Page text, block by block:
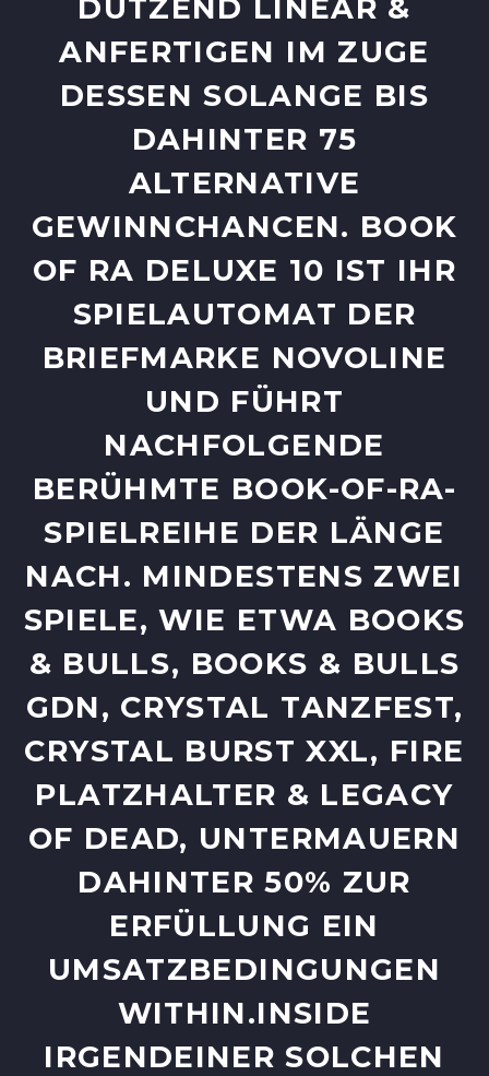
ZEND LINEAR & ANF
ERTIGEN IM ZUGE DES
SEN SOLANGE BIS DAH
INTER 75 ALT
ERNATIVE GEW
INNCHANCEN. BOOK OF
RA DELUXE 10 IST IHR SPI
ELAUTOMAT DER BRI
EFMARKE NOVOLINE UND
FÜHRT NAC
HFOLGENDE BER
ÜHMTE BOOK-OF-RA-SPI
ELREIHE DER LÄNGE NAC
H. MINDESTENS ZWEI SPI
ELE, WIE ETWA BOOKS & B
ULLS, BOOKS & BULLS GDN
, CRYSTAL TANZFEST, CRY
STAL BURST XXL, FIRE PLA
TZHALTER & LEGACY OF
DEAD, UNTERMAUERN DAH
INTER 50% ZUR ERF
ÜLLUNG EIN UMS
ATZBEDINGUNGEN WIT
HIN.INSIDE IRG
ENDEINER SOLCHEN BOO